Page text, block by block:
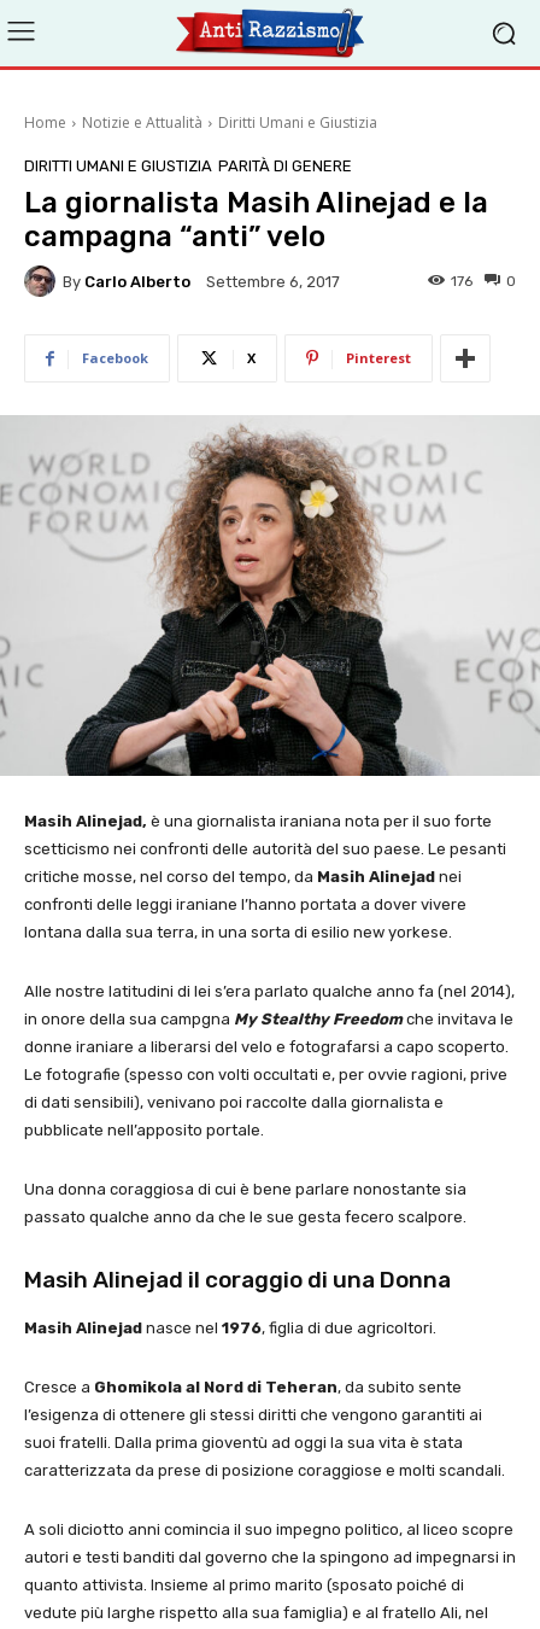
Home Notizie e Attualità Diritti Umani e Giustizia
DIRITTI UMANI E GIUSTIZIA PARITÀ DI GENERE
La giornalista Masih Alinejad e la
campagna “anti” velo
By Carlo Alberto Settembre 6, 2017 0
176
Facebook X Pinterest
Masih Alinejad, è una giornalista iraniana nota per il suo forte
scetticismo nei confronti delle autorità del suo paese. Le pesanti
critiche mosse, nel corso del tempo, da Masih Alinejad nei
confronti delle leggi iraniane l’hanno portata a dover vivere
lontana dalla sua terra, in una sorta di esilio new yorkese.
Alle nostre latitudini di lei s’era parlato qualche anno fa (nel 2014),
in onore della sua campgna My Stealthy Freedomche invitava le
donne iraniare a liberarsi del velo e fotografarsi a capo scoperto.
Le fotografie (spesso con volti occultati e, per ovvie ragioni, prive
di dati sensibili), venivano poi raccolte dalla giornalista e
pubblicate nell’apposito portale.
Una donna coraggiosa di cui è bene parlare nonostante sia
passato qualche anno da che le sue gesta fecero scalpore.
Masih Alinejad il coraggio di una Donna
Masih Alinejad nasce nel 1976, figlia di due agricoltori.
Cresce a Ghomikola al Nord di Teheran, da subito sente
l’esigenza di ottenere gli stessi diritti che vengono garantiti ai
suoi fratelli. Dalla prima gioventù ad oggi la sua vita è stata
caratterizzata da prese di posizione coraggiose e molti scandali.
A soli diciotto anni comincia il suo impegno politico, al liceo scopre
autori e testi banditi dal governo che la spingono ad impegnarsi in
quanto attivista. Insieme al primo marito (sposato poiché di
vedute più larghe rispetto alla sua famiglia) e al fratello Ali, nel